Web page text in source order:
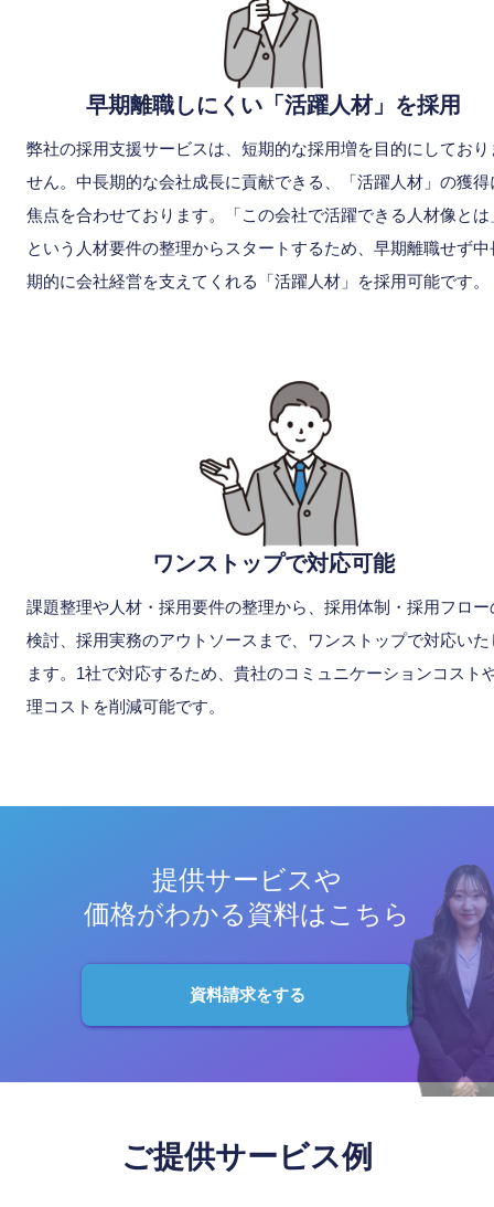
早期離職しにくい「活躍人材」を採用
弊社の採用支援サービスは、短期的な採用増を目的にしており
せん。中⻑期的な会社成⻑に貢献できる、「活躍人材」の獲得
焦点を合わせております。「この会社で活躍できる人材像とは
という人材要件の整理からスタートするため、早期離職せず中
期的に会社経営を支えてくれる「活躍人材」を採用可能です。
ワンストップで対応可能
課題整理や人材・採用要件の整理から、採用体制・採用フロー
検討、採用実務のアウトソースまで、ワンストップで対応いた
ます。1社で対応するため、貴社のコミュニケーションコスト
理コストを削減可能です。
提供サービスや
価格がわかる資料はこちら
資料請求をする
ご提供サービス例